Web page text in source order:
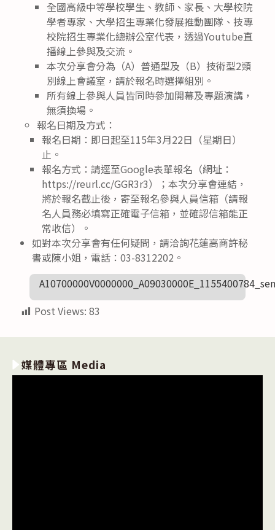
全國高級中等學校學生、教師、家長、大學校院
學者專家、大學招生專業化發展推動團隊、技專
校院招生專業化總辦公室代表，透過Youtube直
播線上參與及交流。
本次分享會分為（A）普通型及（B）技術型2類
別線上會議室，請於報名時選擇組別。
所有線上參與人員皆同時參加開幕及專題演講，
無須換場。
報名日期及方式：
報名日期：即日起至115年3月22日（星期日）
止。
報名方式：請逕至Google表單報名（網址：
https://reurl.cc/GGR3r3）；本次分享會連結，
將於報名截止後，寄至報名參與人員信箱（請報
名人員務必填寫正確電子信箱，並確認信箱能正
常收信）。
如對本次分享會有任何疑問，請洽詢花蓮高商許秘
書或陳小姐，電話：03-8312202。
Post Views: 83
媒體專區 Media